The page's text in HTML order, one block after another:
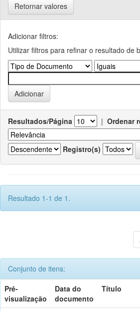
Retornar valores
Adicionar filtros:
Utilizar filtros para refinar o resultado de
Resultados/Página | Ordenar
Registro(s)
Resultado 1-1 de 1.
Conjunto de itens:
Pré-
visualização
Data do
documento
Título